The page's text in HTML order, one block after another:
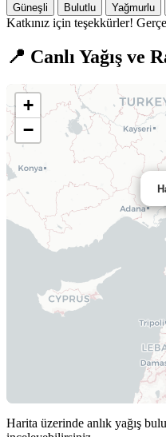
Güneşli
Bulutlu
Yağmurlu
Katkınız için teşekkürler!
📍 Canlı Yağış ve
+
−
Harita üzerinde anlık yağış